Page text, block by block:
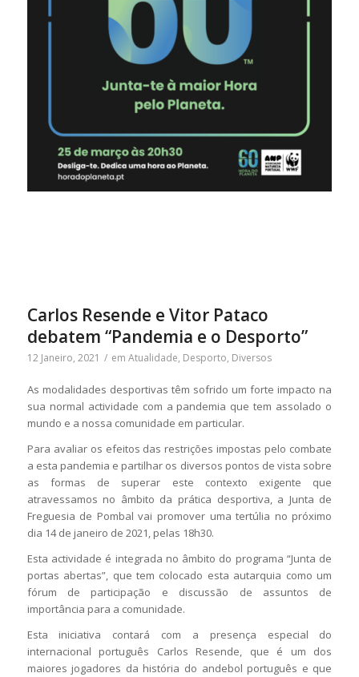
Carlos Resende e Vitor Pataco
debatem “Pandemia e o Desporto”
12 Janeiro, 2021 / em Atualidade, Desporto, Diversos
As modalidades desportivas têm sofrido um forte impacto na
sua normal actividade com a pandemia que tem assolado o
mundo e a nossa comunidade em particular.
Para avaliar os efeitos das restrições impostas pelo combate
a esta pandemia e partilhar os diversos pontos de vista sobre
as formas de superar este contexto exigente que
atravessamos no âmbito da prática desportiva, a Junta de
Freguesia de Pombal vai promover uma tertúlia no próximo
dia 14 de janeiro de 2021, pelas 18h30.
Esta actividade é integrada no âmbito do programa “Junta de
portas abertas”, que tem colocado esta autarquia como um
fórum de participação e discussão de assuntos de
importância para a comunidade.
Esta iniciativa contará com a presença especial do
internacional português Carlos Resende, que é um dos
maiores jogadores da história do andebol português e que